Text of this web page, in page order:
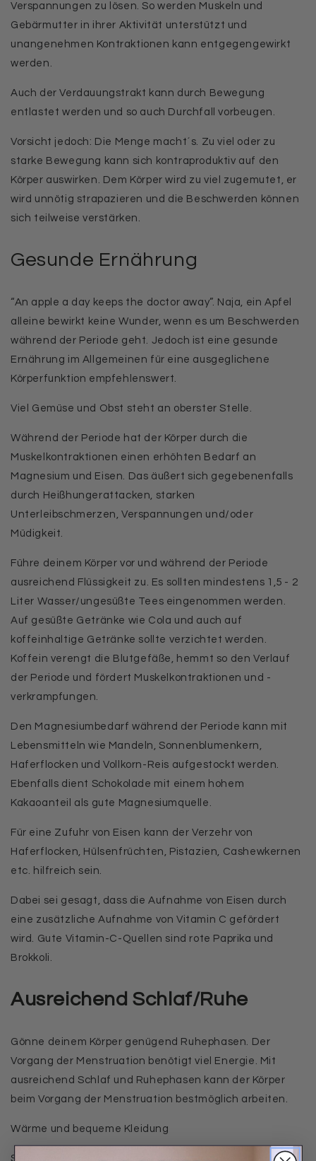
Verspannungen zu lösen. So werden Muskeln und
Gebärmutter in ihrer Aktivität unterstützt und
unangenehmen Kontraktionen kann entgegengewirkt
werden.
Auch der Verdauungstrakt kann durch Bewegung
entlastet werden und so auch Durchfall vorbeugen.
Vorsicht jedoch: Die Menge macht´s. Zu viel oder zu
starke Bewegung kann sich kontraproduktiv auf den
Körper auswirken. Dem Körper wird zu viel zugemutet, er
wird unnötig strapazieren und die Beschwerden können
sich teilweise verstärken.
Gesunde Ernährung
“An apple a day keeps the doctor away”. Naja, ein Apfel
alleine bewirkt keine Wunder, wenn es um Beschwerden
während der Periode geht. Jedoch ist eine gesunde
Ernährung im Allgemeinen für eine ausgeglichene
Körperfunktion empfehlenswert.
Viel Gemüse und Obst steht an oberster Stelle.
Während der Periode hat der Körper durch die
Muskelkontraktionen einen erhöhten Bedarf an
Magnesium und Eisen. Das äußert sich gegebenenfalls
durch Heißhungerattacken, starken
Unterleibschmerzen, Verspannungen und/oder
Müdigkeit.
Führe deinem Körper vor und während der Periode
ausreichend Flüssigkeit zu. Es sollten mindestens 1,5 - 2
Liter Wasser/ungesüßte Tees eingenommen werden.
Auf gesüßte Getränke wie Cola und auch auf
koffeinhaltige Getränke sollte verzichtet werden.
Koffein verengt die Blutgefäße, hemmt so den Verlauf
der Periode und fördert Muskelkontraktionen und -
verkrampfungen.
Den Magnesiumbedarf während der Periode kann mit
Lebensmitteln wie Mandeln, Sonnenblumenkern,
Haferflocken und Vollkorn-Reis aufgestockt werden.
Ebenfalls dient Schokolade mit einem hohem
Kakaoanteil als gute Magnesiumquelle.
Für eine Zufuhr von Eisen kann der Verzehr von
Haferflocken, Hülsenfrüchten, Pistazien, Cashewkernen
etc. hilfreich sein.
Dabei sei gesagt, dass die Aufnahme von Eisen durch
eine zusätzliche Aufnahme von Vitamin C gefördert
wird. Gute Vitamin-C-Quellen sind rote Paprika und
Brokkoli.
Ausreichend Schlaf/Ruhe
Gönne deinem Körper genügend Ruhephasen. Der
Vorgang der Menstruation benötigt viel Energie. Mit
ausreichend Schlaf und Ruhephasen kann der Körper
beim Vorgang der Menstruation bestmöglich arbeiten.
Wärme und bequeme Kleidung
Schnapp dir deine Lieblings-Wärmflasche oder ein